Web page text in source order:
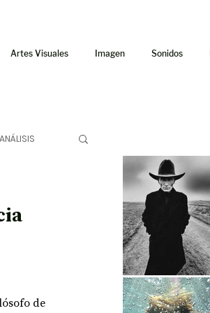
Artes Visuales Imagen Sonidos
de